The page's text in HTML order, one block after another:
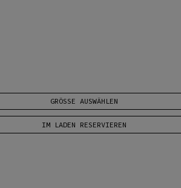
GRÖSSE AUSWÄHLEN
IM LADEN RESERVIEREN